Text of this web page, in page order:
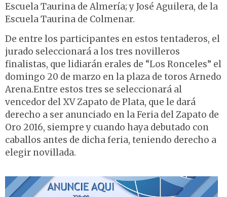
Escuela Taurina de Almería; y José Aguilera, de la
Escuela Taurina de Colmenar.
De entre los participantes en estos tentaderos, el
jurado seleccionará a los tres novilleros
finalistas, que lidiarán erales de “Los Ronceles” el
domingo 20 de marzo en la plaza de toros Arnedo
Arena.Entre estos tres se seleccionará al
vencedor del XV Zapato de Plata, que le dará
derecho a ser anunciado en la Feria del Zapato de
Oro 2016, siempre y cuando haya debutado con
caballos antes de dicha feria, teniendo derecho a
elegir novillada.